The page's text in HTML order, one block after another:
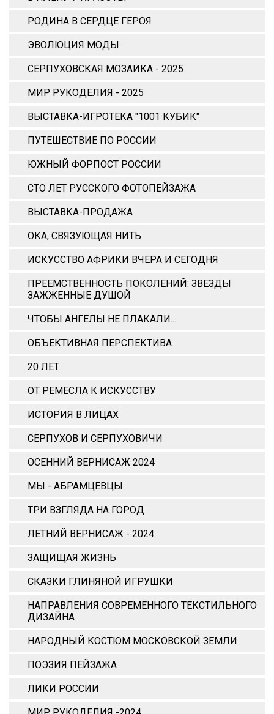
РОДИНА В СЕРДЦЕ ГЕРОЯ
ЭВОЛЮЦИЯ МОДЫ
СЕРПУХОВСКАЯ МОЗАИКА - 2025
МИР РУКОДЕЛИЯ - 2025
ВЫСТАВКА-ИГРОТЕКА "1001 КУБИК"
ПУТЕШЕСТВИЕ ПО РОССИИ
ЮЖНЫЙ ФОРПОСТ РОССИИ
СТО ЛЕТ РУССКОГО ФОТОПЕЙЗАЖА
ВЫСТАВКА-ПРОДАЖА
ОКА, СВЯЗУЮЩАЯ НИТЬ
ИСКУССТВО АФРИКИ ВЧЕРА И СЕГОДНЯ
ПРЕЕМСТВЕННОСТЬ ПОКОЛЕНИЙ: ЗВЕЗДЫ
ЗАЖЖЕННЫЕ ДУШОЙ
ЧТОБЫ АНГЕЛЫ НЕ ПЛАКАЛИ...
ОБЪЕКТИВНАЯ ПЕРСПЕКТИВА
20 ЛЕТ
ОТ РЕМЕСЛА К ИСКУССТВУ
ИСТОРИЯ В ЛИЦАХ
СЕРПУХОВ И СЕРПУХОВИЧИ
ОСЕННИЙ ВЕРНИСАЖ 2024
МЫ - АБРАМЦЕВЦЫ
ТРИ ВЗГЛЯДА НА ГОРОД
ЛЕТНИЙ ВЕРНИСАЖ - 2024
ЗАЩИЩАЯ ЖИЗНЬ
СКАЗКИ ГЛИНЯНОЙ ИГРУШКИ
НАПРАВЛЕНИЯ СОВРЕМЕННОГО ТЕКСТИЛЬНОГО
ДИЗАЙНА
НАРОДНЫЙ КОСТЮМ МОСКОВСКОЙ ЗЕМЛИ
ПОЭЗИЯ ПЕЙЗАЖА
ЛИКИ РОССИИ